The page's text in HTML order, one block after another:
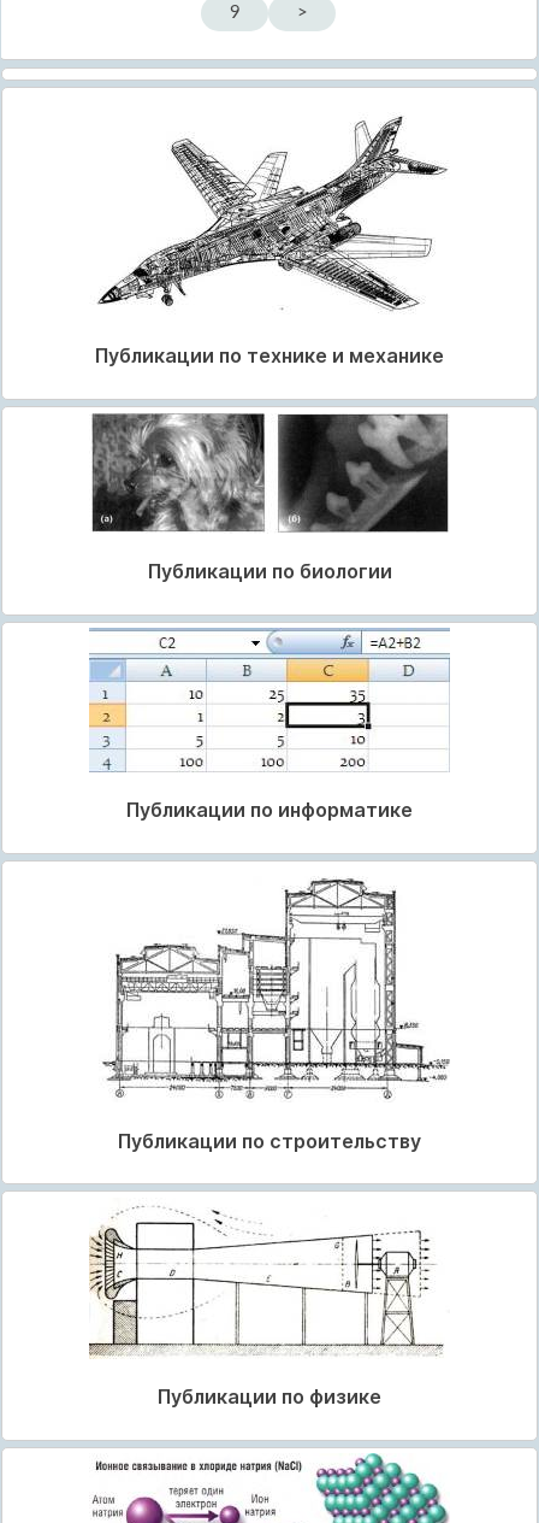
9
>
Публикации по технике и механике
Публикации по биологии
Публикации по информатике
Публикации по строительству
Публикации по физике